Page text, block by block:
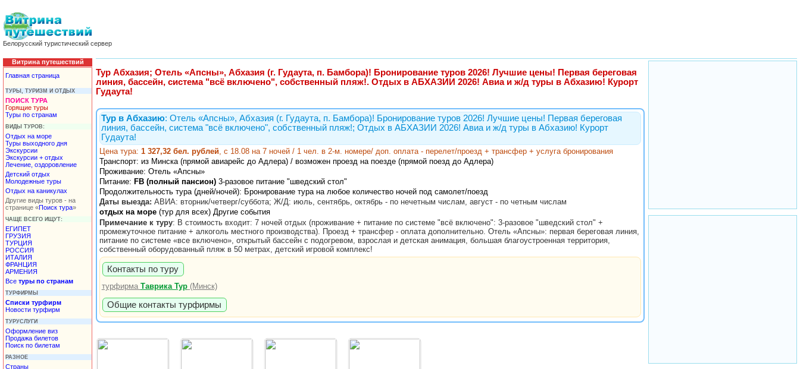
Белорусский туристический сервер
Витрина путешествий
Главная страница
ТУРЫ, ТУРИЗМ И ОТДЫХ
ПОИСК ТУРА
Горящие туры
Туры по странам
ВИДЫ ТУРОВ:
Отдых на море
Туры выходного дня
Экскурсии
Экскурсии + отдых
Лечение, оздоровление
Детский отдых
Молодежные туры
Отдых на каникулах
Другие виды туров - на
странице «Поиск тура»
ЧАЩЕ ВСЕГО ИЩУТ:
ЕГИПЕТ
ГРУЗИЯ
ТУРЦИЯ
РОССИЯ
ИТАЛИЯ
ФРАНЦИЯ
АРМЕНИЯ
Все туры по странам
ТУРФИРМЫ
Списки турфирм
Новости турфирм
ТУРУСЛУГИ
Оформление виз
Продажа билетов
Поиск по билетам
РАЗНОЕ
Страны
Тур Абхазия; Отель «Апсны», Абхазия (г. Гудаута, п. Бамбора)! Бронирование туров 2026! Лучшие цены! Первая береговая
линия, бассейн, система "всё включено", собственный пляж!. Отдых в АБХАЗИИ 2026! Авиа и ж/д туры в Абхазию! Курорт
Гудаута!
Тур в Абхазию: Отель «Апсны», Абхазия (г. Гудаута, п. Бамбора)! Бронирование туров 2026! Лучшие цены! Первая береговая
линия, бассейн, система "всё включено", собственный пляж!; Отдых в АБХАЗИИ 2026! Авиа и ж/д туры в Абхазию! Курорт
Гудаута!
Цена тура: 1 327,32 бел. рублей , с 18.08 на 7 ночей / 1 чел. в 2-м. номере/ доп. оплата - перелет/проезд + трансфер + услуга бронирования
Транспорт: из Минска (прямой авиарейс до Адлера) / возможен проезд на поезде (прямой поезд до Адлера)
Проживание: Отель «Апсны»
Питание: FB (полный пансион) 3-разовое питание "шведский стол"
Продолжительность тура (дней/ночей): Бронирование тура на любое количество ночей под самолет/поезд
Даты выезда: АВИА: вторник/четверг/суббота; Ж/Д: июль, сентябрь, октябрь - по нечетным числам, август - по четным числам
отдых на море (тур для всех) Другие события
Примечание к туру: В стоимость входит: 7 ночей отдых (проживание + питание по системе "всё включено": 3-разовое "шведский стол" +
промежуточное питание + алкоголь местного производства). Проезд + трансфер - оплата дополнительно. Отель «Апсны»: первая береговая линия,
питание по системе «все включено», открытый бассейн с подогревом, взрослая и детская анимация, большая благоустроенная территория,
собственный оборудованный пляж в 50 метрах, детский игровой комплекс!
Контакты по туру
турфирма Таврика Тур(Минск)
Общие контакты турфирмы